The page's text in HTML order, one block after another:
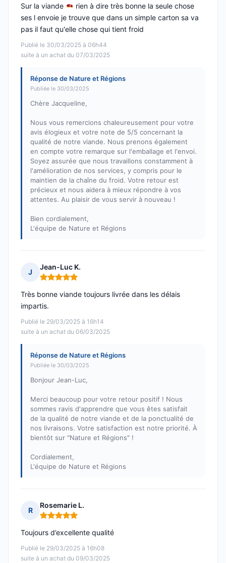
Publié le 30/03/2025 à 06h44
suite à un achat du 07/03/2025
Sur la viande
rien à dire très bonne la seule chose
ses l envoie je trouve que dans un simple carton sa va
pas il faut qu'elle chose qui tient froid
Réponse de Nature et Régions
Publiée le 30/03/2025
Chère Jacqueline,
Nous vous remercions chaleureusement pour votre
avis élogieux et votre note de 5/5 concernant la
qualité de notre viande. Nous prenons également
en compte votre remarque sur l'emballage et l'envoi.
Soyez assurée que nous travaillons constamment à
l'amélioration de nos services, y compris pour le
maintien de la chaîne du froid. Votre retour est
précieux et nous aidera à mieux répondre à vos
attentes. Au plaisir de vous servir à nouveau !
Bien cordialement,
L'équipe de Nature et Régions
J
Jean-Luc K.
Note : 5 sur 5
Publié le 29/03/2025 à 16h14
suite à un achat du 06/03/2025
Très bonne viande toujours livrée dans les délais
impartis.
Réponse de Nature et Régions
Publiée le 30/03/2025
Bonjour Jean-Luc,
Merci beaucoup pour votre retour positif ! Nous
sommes ravis d'apprendre que vous êtes satisfait
de la qualité de notre viande et de la ponctualité de
nos livraisons. Votre satisfaction est notre priorité. À
bientôt sur "Nature et Régions" !
Cordialement,
L'équipe de Nature et Régions
R
Rosemarie L.
Note : 5 sur 5
Publié le 29/03/2025 à 16h08
suite à un achat du 09/03/2025
Toujours d’excellente qualité